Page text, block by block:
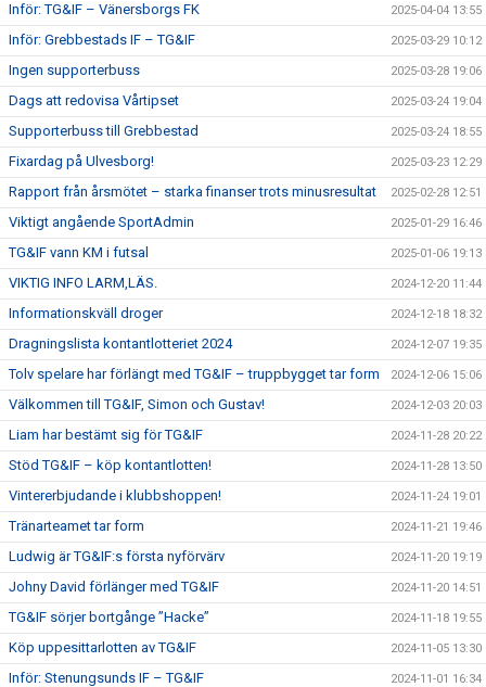
Inför: TG&IF – Vänersborgs FK 2025-04-04 13:55
Inför: Grebbestads IF – TG&IF 2025-03-29 10:12
Ingen supporterbuss 2025-03-28 19:06
Dags att redovisa Vårtipset 2025-03-24 19:04
Supporterbuss till Grebbestad 2025-03-24 18:55
Fixardag på Ulvesborg! 2025-03-23 12:29
Rapport från årsmötet – starka finanser trots minusresultat 2025-02-28 12:51
Viktigt angående SportAdmin 2025-01-29 16:46
TG&IF vann KM i futsal 2025-01-06 19:13
VIKTIG INFO LARM,LÄS. 2024-12-20 11:44
Informationskväll droger 2024-12-18 18:32
Dragningslista kontantlotteriet 2024 2024-12-07 19:35
Tolv spelare har förlängt med TG&IF – truppbygget tar form 2024-12-06 15:06
Välkommen till TG&IF, Simon och Gustav! 2024-12-03 20:03
Liam har bestämt sig för TG&IF 2024-11-28 20:22
Stöd TG&IF – köp kontantlotten! 2024-11-28 13:50
Vintererbjudande i klubbshoppen! 2024-11-24 19:01
Tränarteamet tar form 2024-11-21 19:46
Ludwig är TG&IF:s första nyförvärv 2024-11-20 19:19
Johny David förlänger med TG&IF 2024-11-20 14:51
TG&IF sörjer bortgånge ”Hacke” 2024-11-18 19:55
Köp uppesittarlotten av TG&IF 2024-11-05 13:30
Inför: Stenungsunds IF – TG&IF 2024-11-01 16:34